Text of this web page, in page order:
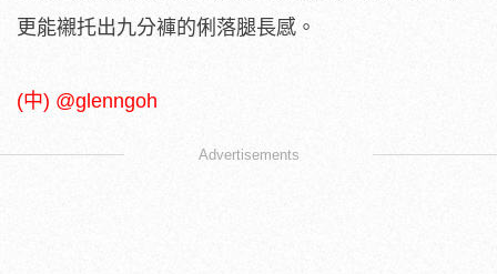
更能襯托出九分褲的俐落腿長感。
(中) @glenngoh
Advertisements